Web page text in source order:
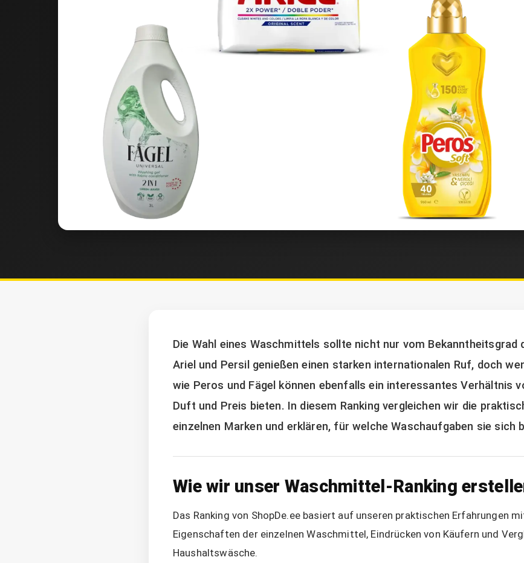
Die Wahl eines Waschmittels sollte nicht nur vom Bekanntheitsgrad
Ariel und Persil genießen einen starken internationalen Ruf, doch
wie Peros und Fägel können ebenfalls ein interessantes Verhältnis
Duft und Preis bieten. In diesem Ranking vergleichen wir die
einzelnen Marken und erklären, für welche Waschaufgaben sie sich
Wie wir unser Waschmittel-Ranking
Das Ranking von ShopDe.ee basiert auf unseren praktischen Erfahrungen
Eigenschaften der einzelnen Waschmittel, Eindrücken von Käufern und
Haushaltswäsche.